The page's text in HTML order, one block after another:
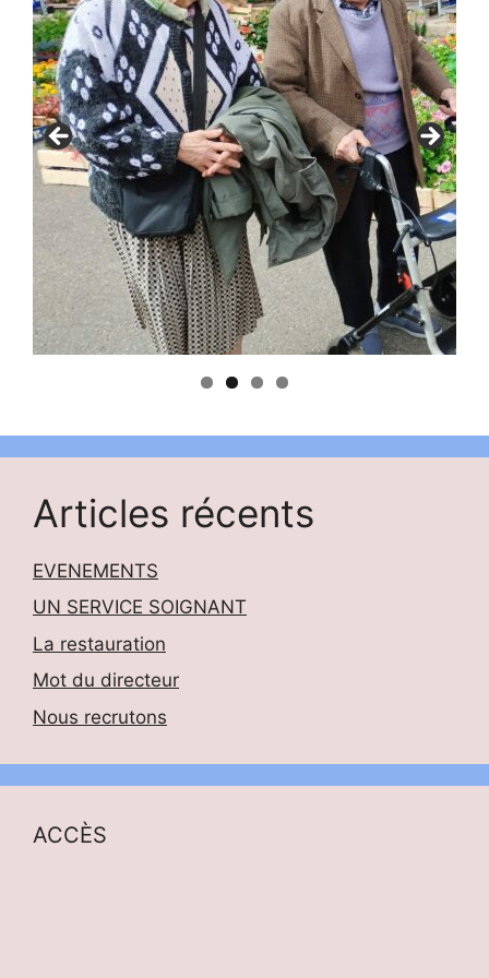
Articles récents
EVENEMENTS
UN SERVICE SOIGNANT
La restauration
Mot du directeur
Nous recrutons
ACCÈS